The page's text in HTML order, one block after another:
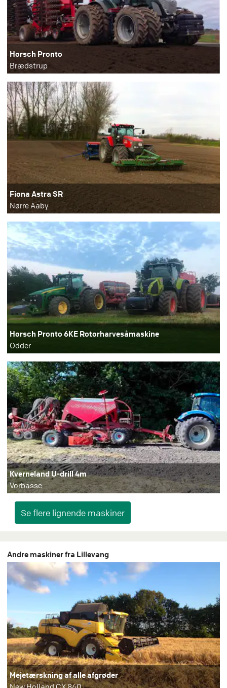
Horsch Pronto
Brædstrup
Fiona Astra SR
Nørre Aaby
Horsch Pronto 6KE Rotorharvesåmaskine
Odder
Kverneland U-drill 4m
Vorbasse
Andre maskiner fra Lillevang
Mejetærskning af alle afgrøder